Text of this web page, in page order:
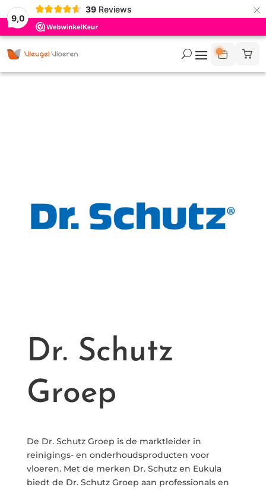
9,0
39 Reviews ×
Dr. Schutz
Groep
De Dr. Schutz Groep is de marktleider in
reinigings- en onderhoudsproducten voor
vloeren. Met de merken Dr. Schutz en Eukula
biedt de Dr. Schutz Groep aan professionals en